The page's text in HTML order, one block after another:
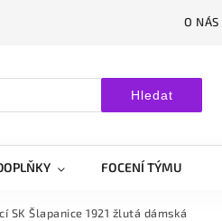
O NÁS
Hledat
FOCENÍ TÝMU
SK Šlapanice 1921 žlutá dámská